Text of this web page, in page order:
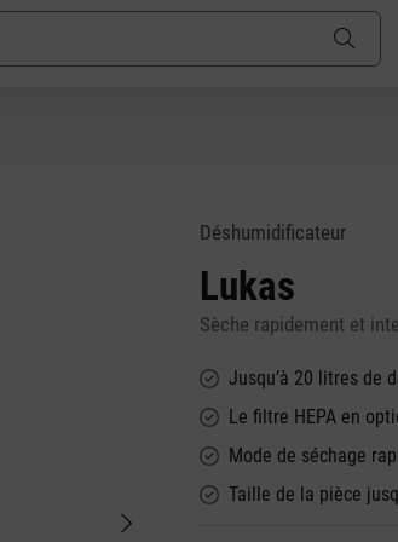
Déshumidificateur
Lukas
Sèche rapidement et
Jusqu’à 20 litres de
Le filtre HEPA en
Mode de séchage
Taille de la pièce